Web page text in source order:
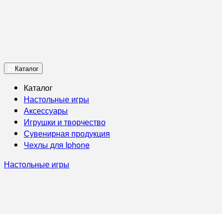
Каталог
Каталог
Настольные игры
Аксессуары
Игрушки и творчество
Сувенирная продукция
Чехлы для Iphone
Настольные игры